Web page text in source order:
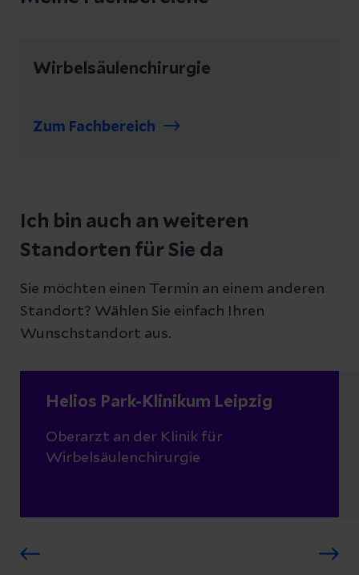
Wirbelsäulenchirurgie
Zum Fachbereich
Ich bin auch an weiteren
Standorten für Sie da
Sie möchten einen Termin an einem anderen
Standort? Wählen Sie einfach Ihren
Wunschstandort aus.
Helios Park-Klinikum Leipzig
Oberarzt an der Klinik für
Wirbelsäulenchirurgie